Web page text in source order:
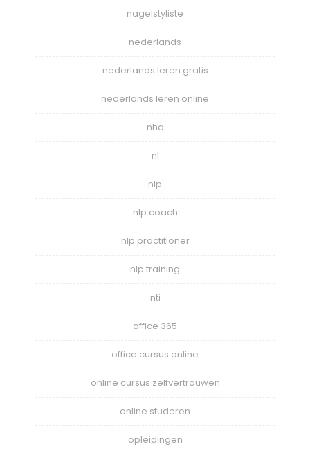
nagelstyliste
nederlands
nederlands leren gratis
nederlands leren online
nha
nl
nlp
nlp coach
nlp practitioner
nlp training
nti
office 365
office cursus online
online cursus zelfvertrouwen
online studeren
opleidingen